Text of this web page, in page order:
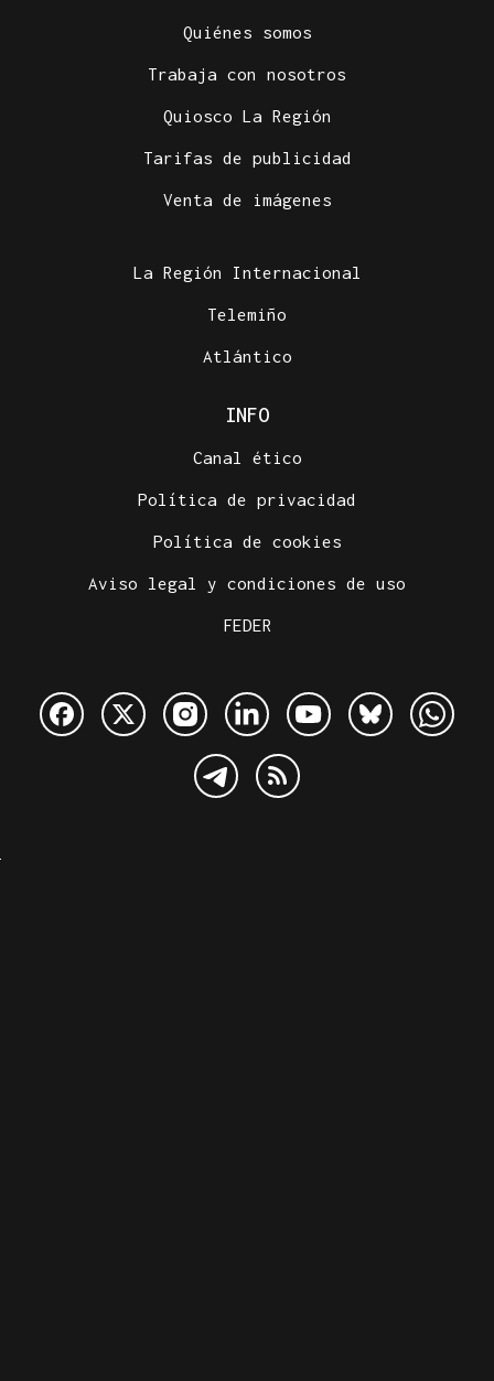
Quiénes somos
Trabaja con nosotros
Quiosco La Región
Tarifas de publicidad
Venta de imágenes
La Región Internacional
Telemiño
Atlántico
INFO
Canal ético
Política de privacidad
Política de cookies
Aviso legal y condiciones de uso
FEDER